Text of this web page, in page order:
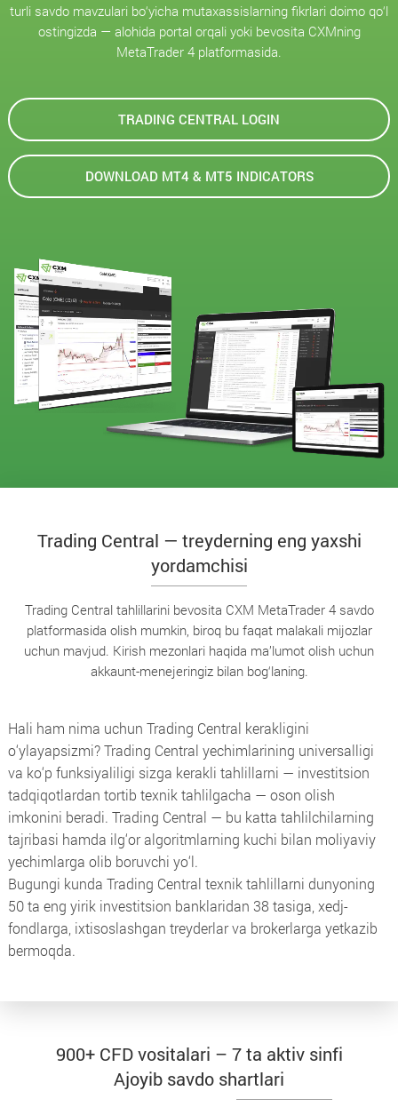
turli savdo mavzulari bo‘yicha mutaxassislarning fikrlari doimo qo‘l
ostingizda — alohida portal orqali yoki bevosita CXMning
MetaTrader 4 platformasida.
TRADING CENTRAL LOGIN
DOWNLOAD MT4 & MT5 INDICATORS
Trading Central — treyderning eng yaxshi
yordamchisi
Trading Central tahlillarini bevosita CXM MetaTrader 4 savdo
platformasida olish mumkin, biroq bu faqat malakali mijozlar
uchun mavjud. Kirish mezonlari haqida ma’lumot olish uchun
akkaunt-menejeringiz bilan bog‘laning.
Hali ham nima uchun Trading Central kerakligini
o‘ylayapsizmi? Trading Central yechimlarining universalligi
va ko‘p funksiyaliligi sizga kerakli tahlillarni — investitsion
tadqiqotlardan tortib texnik tahlilgacha — oson olish
imkonini beradi. Trading Central — bu katta tahlilchilarning
tajribasi hamda ilg‘or algoritmlarning kuchi bilan moliyaviy
yechimlarga olib boruvchi yo‘l.
Bugungi kunda Trading Central texnik tahlillarni dunyoning
50 ta eng yirik investitsion banklaridan 38 tasiga, xedj-
fondlarga, iхtisoslashgan treyderlar va brokerlarga yetkazib
bermoqda.
900+ CFD vositalari – 7 ta aktiv sinfi
Ajoyib savdo shartlari